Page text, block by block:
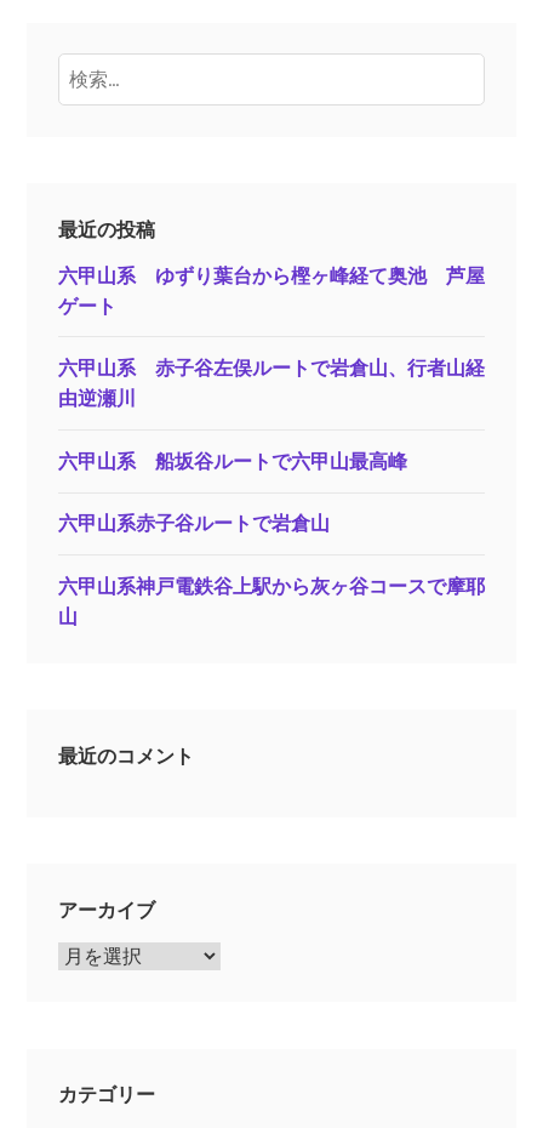
検
索:
最近の投稿
六甲山系 ゆずり葉台から樫ヶ峰経て奥池 芦屋
ゲート
六甲山系 赤子谷左俣ルートで岩倉山、行者山経
由逆瀬川
六甲山系 船坂谷ルートで六甲山最高峰
六甲山系赤子谷ルートで岩倉山
六甲山系神戸電鉄谷上駅から灰ヶ谷コースで摩耶
山
最近のコメント
アーカイブ
ア
カテゴリー